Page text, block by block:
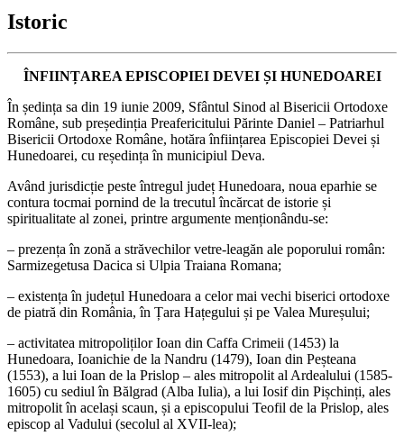
Istoric
ÎNFIINȚAREA EPISCOPIEI DEVEI ȘI HUNEDOAREI
În ședința sa din 19 iunie 2009, Sfântul Sinod al Bisericii Ortodoxe
Române, sub președinția Preafericitului Părinte Daniel – Patriarhul
Bisericii Ortodoxe Române, hotăra înființarea Episcopiei Devei și
Hunedoarei, cu reședința în municipiul Deva.
Având jurisdicție peste întregul județ Hunedoara, noua eparhie se
contura tocmai pornind de la trecutul încărcat de istorie și
spiritualitate al zonei, printre argumente menționându-se:
– prezența în zonă a străvechilor vetre-leagăn ale poporului român:
Sarmizegetusa Dacica si Ulpia Traiana Romana;
– existența în județul Hunedoara a celor mai vechi biserici ortodoxe
de piatră din România, în Țara Hațegului și pe Valea Mureșului;
– activitatea mitropoliților Ioan din Caffa Crimeii (1453) la
Hunedoara, Ioanichie de la Nandru (1479), Ioan din Peșteana
(1553), a lui Ioan de la Prislop – ales mitropolit al Ardealului (1585-
1605) cu sediul în Bălgrad (Alba Iulia), a lui Iosif din Pișchinți, ales
mitropolit în același scaun, și a episcopului Teofil de la Prislop, ales
episcop al Vadului (secolul al XVII-lea);